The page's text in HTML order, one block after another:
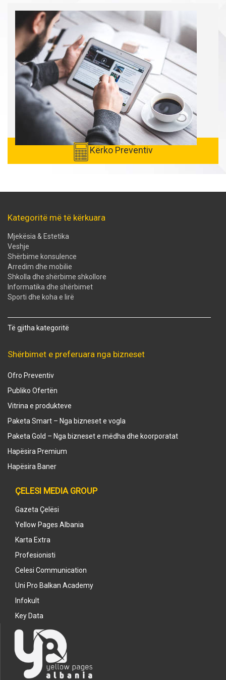
Kërko Preventiv
Kategoritë më të kërkuara
Mjekësia & Estetika
Veshje
Shërbime konsulence
Arredim dhe mobilie
Shkolla dhe shërbime shkollore
Informatika dhe shërbimet
Sporti dhe koha e lirë
Të gjitha kategoritë
Shërbimet e preferuara nga bizneset
Ofro Preventiv
Publiko Ofertën
Vitrina e produkteve
Paketa Smart – Nga bizneset e vogla
Paketa Gold – Nga bizneset e mëdha dhe koorporatat
Hapësira Premium
Hapësira Baner
ÇELESI MEDIA GROUP
Gazeta Çelësi
Yellow Pages Albania
Karta Extra
Profesionisti
Celesi Communication
Uni Pro Balkan Academy
Infokult
Key Data